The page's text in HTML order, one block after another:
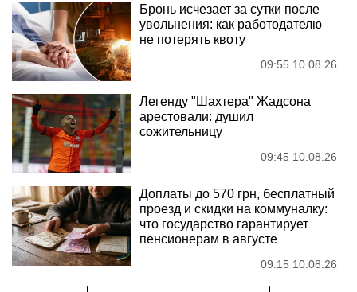
Бронь исчезает за сутки после
увольнения: как работодателю
не потерять квоту
09:55 10.08.26
Легенду "Шахтера" Жадсона
арестовали: душил
сожительницу
09:45 10.08.26
Доплаты до 570 грн, бесплатный
проезд и скидки на коммуналку:
что государство гарантирует
пенсионерам в августе
09:15 10.08.26